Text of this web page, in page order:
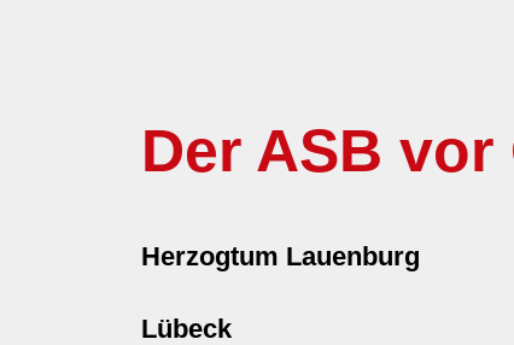
Der ASB vor
Herzogtum Lauenburg
Lübeck